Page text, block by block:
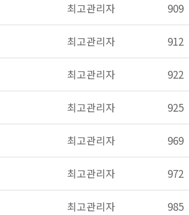
최고관리자 909
최고관리자 912
최고관리자 922
최고관리자 925
최고관리자 969
최고관리자 972
최고관리자 985